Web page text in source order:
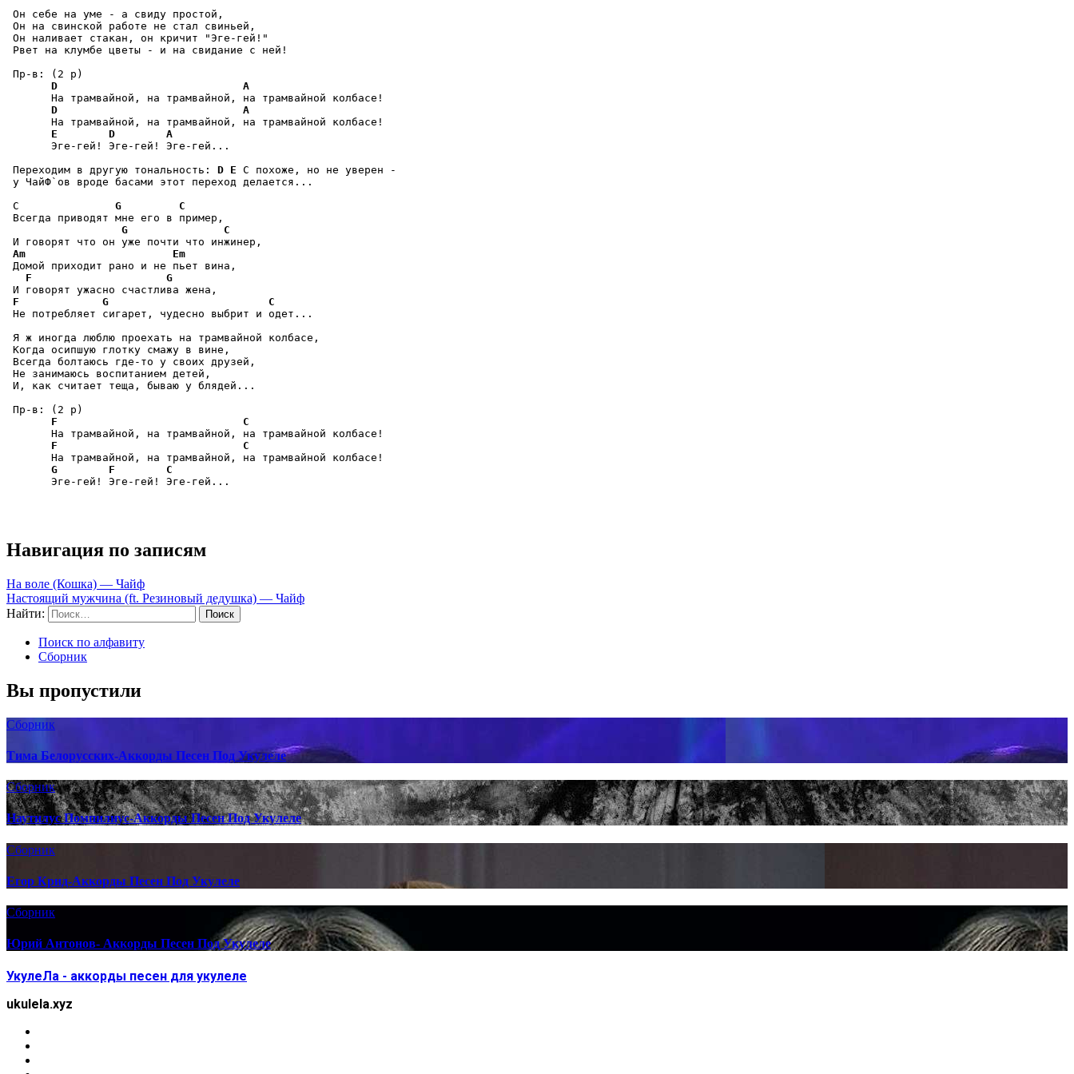
Он себе на уме - а свиду простой,
Он на свинской работе не стал свиньей,
Он наливает стакан, он кричит "Эге-гей!"
Рвет на клумбе цветы - и на свидание с ней!
Пр-в: (2 р)
D
A
       На трамвайной, на трамвайной, на трамвайной колбасе!
D
A
       На трамвайной, на трамвайной, на трамвайной колбасе!
E
D
A
       Эге-гей! Эге-гей! Эге-гей...
Переходим в другую тональность: D E С похоже, но не уверен -
у ЧайФ`ов вроде басами этот переход делается...
С G
C
Всегда приводят мне его в пример,
G
C
И говорят что он уже почти что инжинер,
Am
Em
Домой приходит рано и не пьет вина,
F
G
И говорят ужасно счастлива жена,
F
G
C
Не потребляет сигарет, чудесно выбрит и одет...
Я ж иногда люблю проехать на трамвайной колбасе,
Когда осипшую глотку смажу в вине,
Всегда болтаюсь где-то у своих друзей,
Не занимаюсь воспитанием детей,
И, как считает теща, бываю у блядей...
Пр-в: (2 р)
F
C
       На трамвайной, на трамвайной, на трамвайной колбасе!
F
C
       На трамвайной, на трамвайной, на трамвайной колбасе!
G
F
C
       Эге-гей! Эге-гей! Эге-гей...
Навигация по записям
На воле (Кошка) — Чайф
Настоящий мужчина (ft. Резиновый дедушка) — Чайф
Найти:
Поиск по алфавиту
Сборник
Вы пропустили
Сборник
Тима Белорусских-Аккорды Песен Под Укулеле
Сборник
Наутилус Помпилиус-Аккорды Песен Под Укулеле
Сборник
Егор Крид-Аккорды Песен Под Укулеле
Сборник
Юрий Антонов- Аккорды Песен Под Укулеле
УкулеЛа - аккорды песен для укулеле
ukulela.xyz